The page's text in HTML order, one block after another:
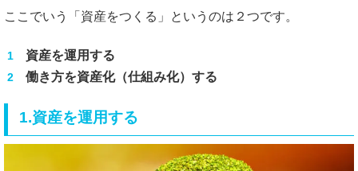
ここでいう「資産をつくる」というのは２つです。
資産を運用する
働き方を資産化（仕組み化）する
1.資産を運用する